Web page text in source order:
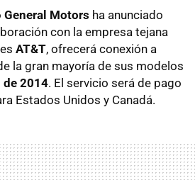
General Motors ha anunciado
con la empresa tejana
AT&T, ofrecerá conexión a
la gran mayoría de sus modelos
de 2014. El servicio será de pago
Estados Unidos y Canadá.